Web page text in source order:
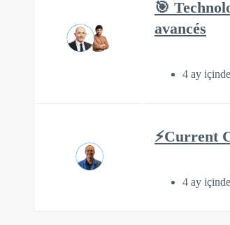
🎯
avancés
4 ay içinde
⚡Current
4 ay içinde